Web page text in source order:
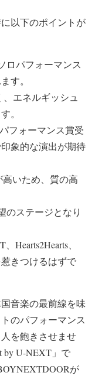
以下のポイントが
ロパフォーマンス
す。
エネルギッシュ
。
フォーマンス賞受
象的な演出が期待
高いため、質の高
のステージとなり
Hearts2Hearts、
きつけるはずで
音楽の最前線を味
のパフォーマンス
を飽きさせませ
by U-NEXT」で
が